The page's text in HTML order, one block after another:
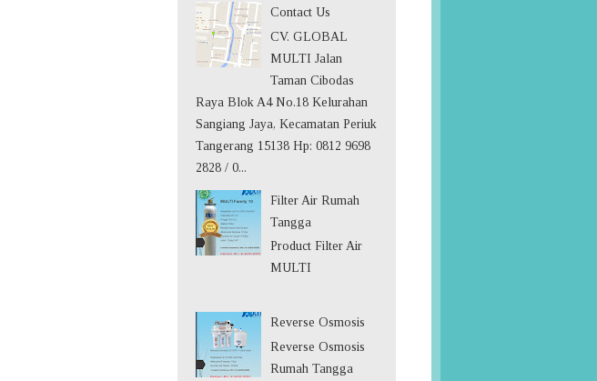
Contact Us
CV. GLOBAL
MULTI Jalan
Taman Cibodas
Raya Blok A4 No.18 Kelurahan
Sangiang Jaya, Kecamatan Periuk
Tangerang 15138 Hp: 0812 9698
2828 / 0...
Filter Air Rumah
Tangga
Product Filter Air
MULTI
Reverse Osmosis
Reverse Osmosis
Rumah Tangga